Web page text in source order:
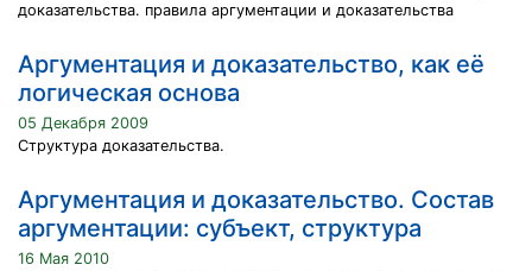
доказательства. правила аргументации и доказательства
Аргументация и доказательство, как её
логическая основа
05 Декабря 2009
Структура доказательства.
Аргументация и доказательство. Состав
аргументации: субъект, структура
16 Мая 2010